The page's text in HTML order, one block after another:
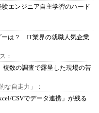
エンジニア自主学習のハード
ーは？ IT業界の就職人気企業
：
数の調査で露呈した現場の苦
な自走力」：
CSVでデータ連携」が残る